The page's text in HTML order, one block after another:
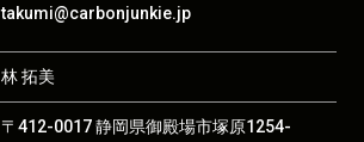
takumi@carbonjunkie.jp
林 拓美
〒412-0017 静岡県御殿場市塚原1254-